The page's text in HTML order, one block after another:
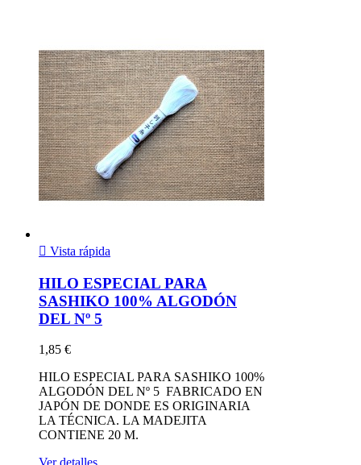
 Vista rápida
HILO ESPECIAL PARA
SASHIKO 100% ALGODÓN
DEL Nº 5
1,85 €
HILO ESPECIAL PARA SASHIKO 100%
ALGODÓN DEL Nº 5 FABRICADO EN
JAPÓN DE DONDE ES ORIGINARIA
LA TÉCNICA. LA MADEJITA
CONTIENE 20 M.